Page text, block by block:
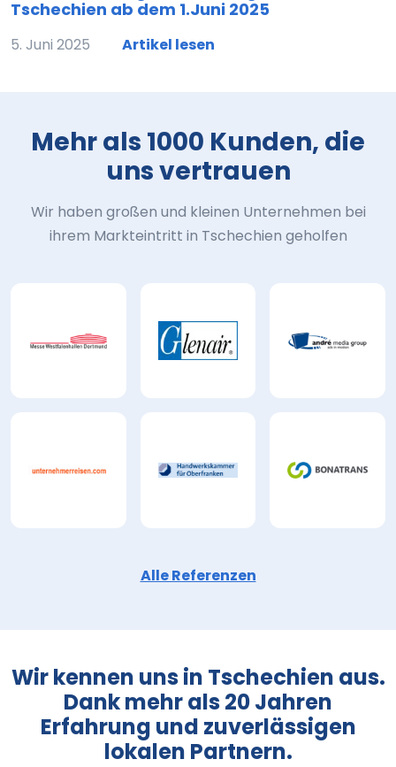
Tschechien ab dem 1.Juni 2025
5. Juni 2025 Artikel lesen
Mehr als 1000 Kunden, die
uns vertrauen
Wir haben großen und kleinen Unternehmen bei
ihrem Markteintritt in Tschechien geholfen
Alle Referenzen
Wir kennen uns in Tschechien aus.
Dank mehr als 20 Jahren
Erfahrung und zuverlässigen
lokalen Partnern.